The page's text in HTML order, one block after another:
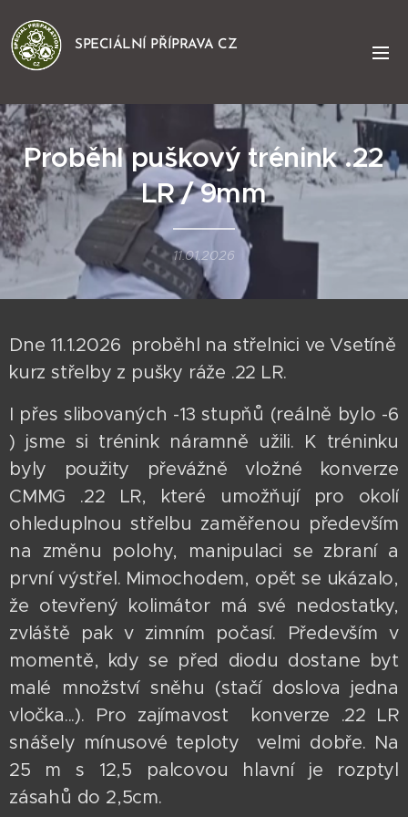
SPECIÁLNÍ PŘÍPRAVA CZ
Proběhl puškový trénink .22
LR / 9mm
11.01.2026
Dne 11.1.2026 proběhl na střelnici ve Vsetíně
kurz střelby z pušky ráže .22 LR.
I přes slibovaných -13 stupňů (reálně bylo -6
) jsme si trénink náramně užili. K tréninku
byly použity převážně vložné konverze
CMMG .22 LR, které umožňují pro okolí
ohleduplnou střelbu zaměřenou především
na změnu polohy, manipulaci se zbraní a
první výstřel. Mimochodem, opět se ukázalo,
že otevřený kolimátor má své nedostatky,
zvláště pak v zimním počasí. Především v
momentě, kdy se před diodu dostane byť
malé množství sněhu (stačí doslova jedna
vločka...). Pro zajímavost konverze .22 LR
snášely mínusové teploty velmi dobře. Na
25 m s 12,5 palcovou hlavní je rozptyl
zásahů do 2,5cm.